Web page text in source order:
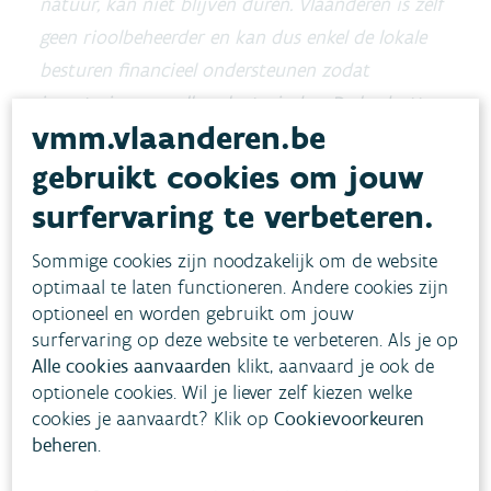
geen rioolbeheerder en kan dus enkel de lokale
besturen financieel ondersteunen zodat
investeringen sneller plaatsvinden. De budgetten
die we daarvoor uittrokken de voorbije jaren
waren nog nooit zo hoog. Maar, we blijven ook
kijken ook naar de lokale bestuurders om een
versnelling hoger te schakelen. Ook zij moeten
een tandje bijsteken om een goede
waterkwaliteit en gezond leefmilieu te
garanderen in het belang van hun inwoners”,
besluit minister Demir.
In de provincie Antwerpen gaat het om 57
projecten voor een bedrag van 43.901.731 euro.
vmm.vlaanderen.be
gebruikt cookies om jouw
surfervaring te verbeteren.
Sommige cookies zijn noodzakelijk om de website
optimaal te laten functioneren. Andere cookies zijn
optioneel en worden gebruikt om jouw
surfervaring op deze website te verbeteren. Als je op
Alle cookies aanvaarden klikt, aanvaard je ook de
optionele cookies. Wil je liever zelf kiezen welke
cookies je aanvaardt? Klik opCookievoorkeuren
beheren.